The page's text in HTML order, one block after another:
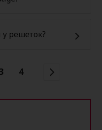
решеток?
3 4